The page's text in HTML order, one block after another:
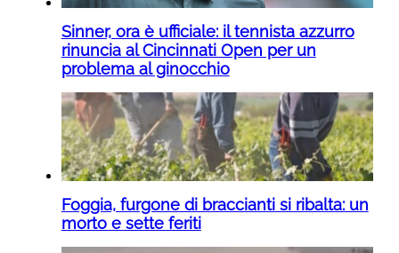
Sinner, ora è ufficiale: il tennista azzurro
rinuncia al Cincinnati Open per un
problema al ginocchio
Foggia, furgone di braccianti si ribalta: un
morto e sette feriti